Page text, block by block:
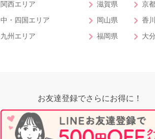
おすす
関西エリア 滋賀県 京
中・四国エリア 岡山県 香
九州エリア 福岡県 大
お友達登録でさらにお得に！